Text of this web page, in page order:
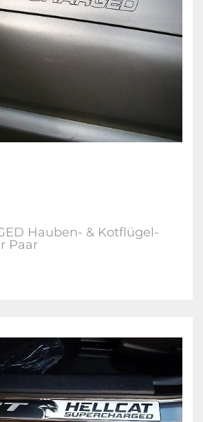
Hauben- & Kotflügel-
Paar